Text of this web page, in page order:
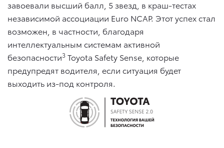
завоевали высший балл, 5 звезд, в краш-тестах
независимой ассоциации Euro NCAP. Этот успех стал
возможен, в частности, благодаря
интеллектуальным системам активной
безопасности3 Toyota Safety Sense, которые
предупредят водителя, если ситуация будет
выходить из-под контроля.